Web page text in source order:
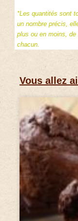
*Les quantités sont
un nombre précis,
plus ou en moins,
chacun.
Vous allez